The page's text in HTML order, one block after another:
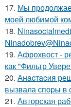
17. Мы
моей любимой
18.
19. Афрохвост -
как "Фильтр
20. Анacтacия
вызвала споpы в
21. Авторская